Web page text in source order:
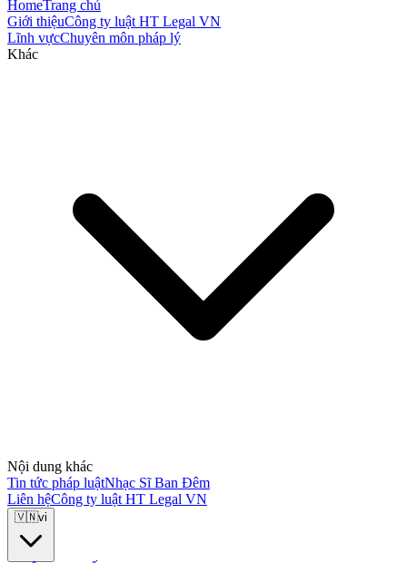
HomeTrang chủ
Giới thiệuCông ty luật HT Legal VN
Lĩnh vựcChuyên môn pháp lý
Khác
Nội dung khác
Tin tức pháp luậtNhạc Sĩ Ban Đêm
Liên hệCông ty luật HT Legal VN
🇻🇳vi